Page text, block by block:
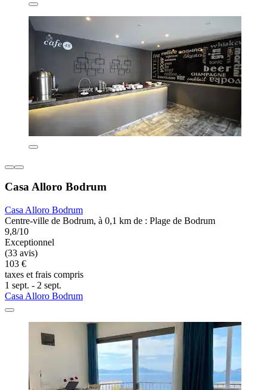
Casa Alloro Bodrum
Casa Alloro Bodrum
Centre-ville de Bodrum, à 0,1 km de : Plage de Bodrum
9,8/10
Exceptionnel
(33 avis)
103 €
taxes et frais compris
1 sept. - 2 sept.
Casa Alloro Bodrum